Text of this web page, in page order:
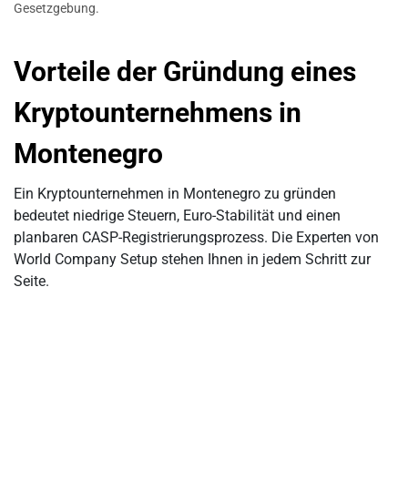
Gesetzgebung.
Vorteile der Gründung eines
Kryptounternehmens in
Montenegro
Ein Kryptounternehmen in Montenegro zu gründen
bedeutet niedrige Steuern, Euro-Stabilität und einen
planbaren CASP-Registrierungsprozess. Die Experten von
World Company Setup stehen Ihnen in jedem Schritt zur
Seite.